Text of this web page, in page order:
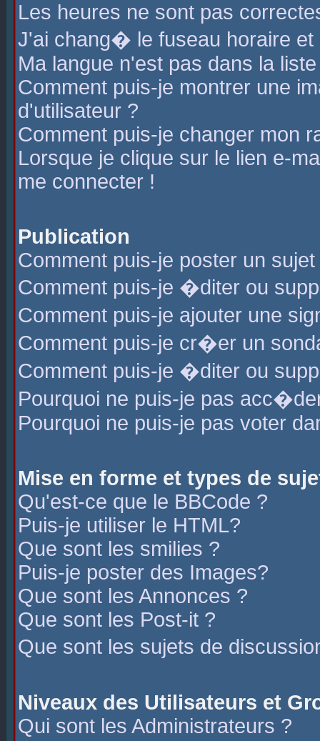
Les heures ne sont pas
J'ai chang� le fuseau horaire
Ma langue n'est pas dans la
Comment puis-je montrer une
d'utilisateur ?
Comment puis-je changer mon
Lorsque je clique sur le lien e-
me connecter !
Publication
Comment puis-je poster un
Comment puis-je �diter ou
Comment puis-je ajouter une
Comment puis-je cr�er un
Comment puis-je �diter ou
Pourquoi ne puis-je pas
Pourquoi ne puis-je pas voter
Mise en forme et types de
Qu'est-ce que le BBCode ?
Puis-je utiliser le HTML?
Que sont les smilies ?
Puis-je poster des Images?
Que sont les Annonces ?
Que sont les Post-it ?
Que sont les sujets de
Niveaux des Utilisateurs et
Qui sont les Administrateurs ?